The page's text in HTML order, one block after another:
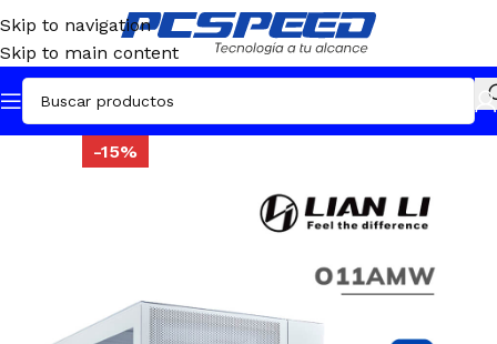
Skip to navigation
Skip to main content
-15%